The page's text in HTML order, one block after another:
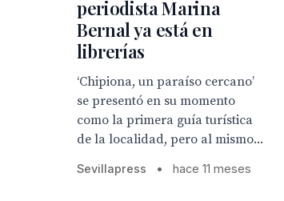
periodista Marina
Bernal ya está en
librerías
‘Chipiona, un paraíso cercano’
se presentó en su momento
como la primera guía turística
de la localidad, pero al mismo...
Sevillapress • hace 11 meses